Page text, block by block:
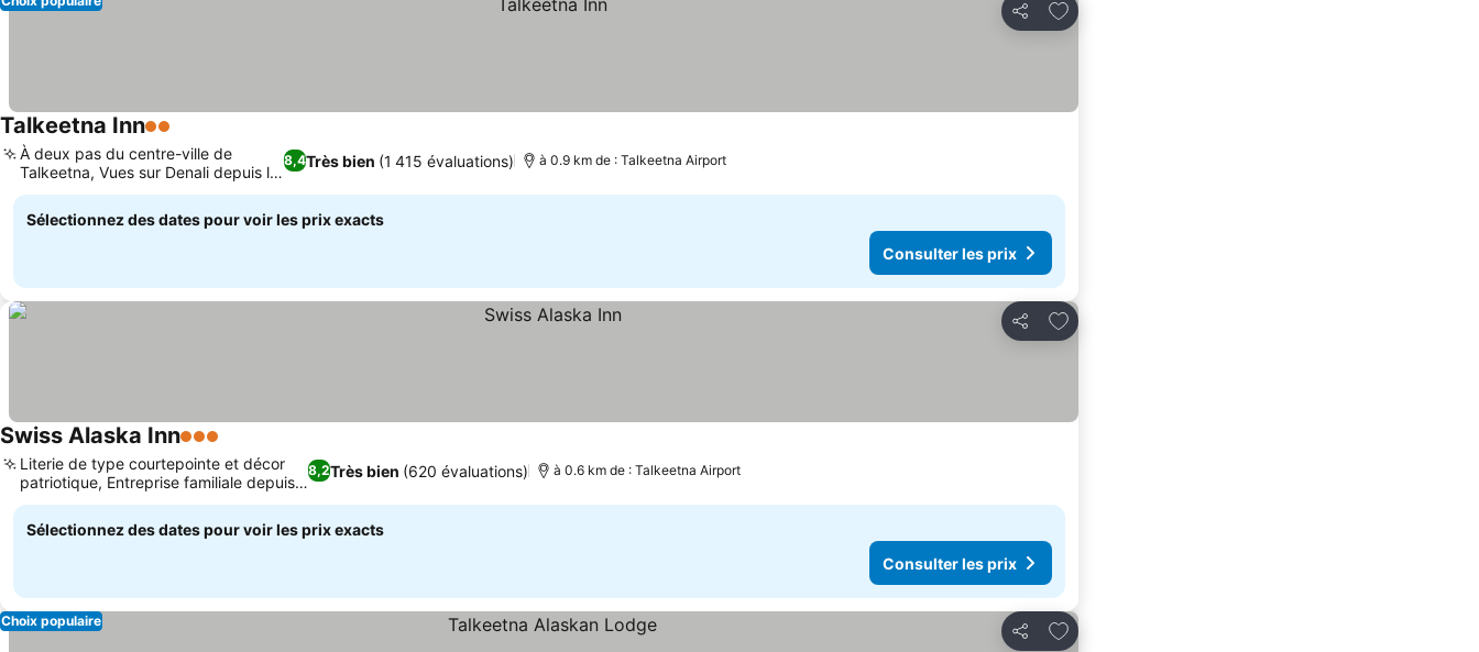
Partager
Ajouter à mes favoris
Talkeetna Inn2 Étoiles
8,4Très bien (1 415 évaluations)
À deux pas du centre-ville de
Talkeetna, Vues sur Denali depuis la
rivière
à 0.9 km de : Talkeetna Airport
Sélectionnez des dates pour voir les prix exacts
Consulter les prix
Partager
Ajouter à mes favoris
Swiss Alaska Inn3 Étoiles
8,2Très bien (620 évaluations)
Literie de type courtepointe et décor
patriotique, Entreprise familiale depuis
1976
à 0.6 km de : Talkeetna Airport
Sélectionnez des dates pour voir les prix exacts
Consulter les prix
Partager
Ajouter à mes favoris
Choix populaire